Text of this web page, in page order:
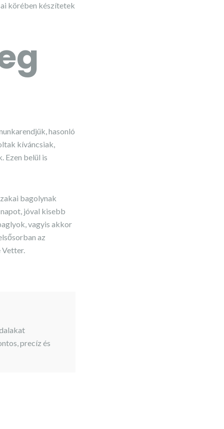
körében készítetek
hasonló
kíváncsiak,
Ezen belül is
bagolynak
jóval kisebb
vagyis akkor
az
Vetter.
precíz és